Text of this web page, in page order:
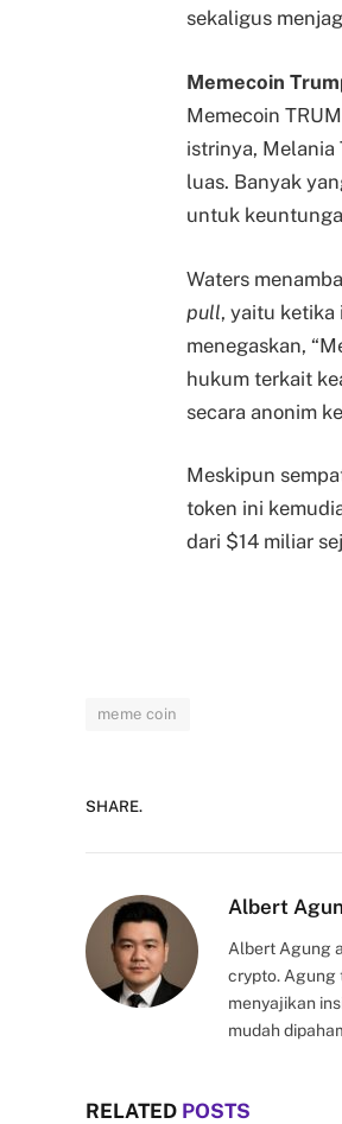
sekaligus
Memecoin
Memecoin
istrinya, Melania
luas. Banyak
untuk
Waters
pull, yaitu ketika
menegaskan,
hukum terkait
secara anonim
Meskipun
token ini
dari $14 miliar
meme coin
SHARE.
Albert
Albert Agung
crypto. Agung
menyajikan
mudah
RELATED POSTS